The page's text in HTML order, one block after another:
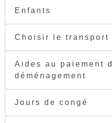
Enfants
Choisir le transport
Aides au paiement
déménagement
Jours de congé